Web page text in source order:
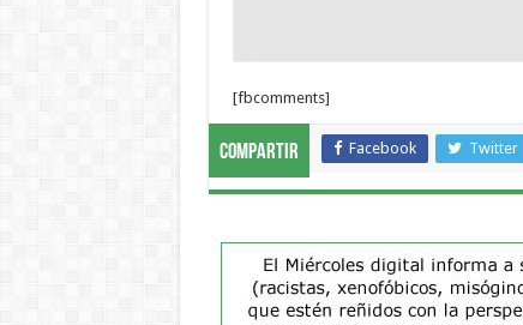
[fbcomments]
Compartir Facebook Twitter